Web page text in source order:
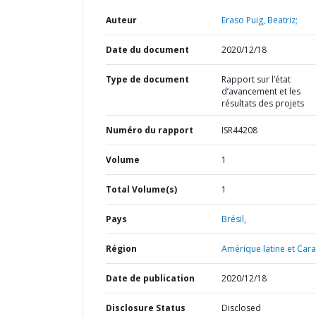
Auteur Eraso Puig, Beatriz;
Date du document 2020/12/18
Type de document
Rapport sur l’état
d’avancement et les
résultats des projets
Numéro du rapport ISR44208
Volume 1
Total Volume(s) 1
Pays Brésil,
Région Amérique latine et
Date de publication 2020/12/18
Disclosure Status Disclosed